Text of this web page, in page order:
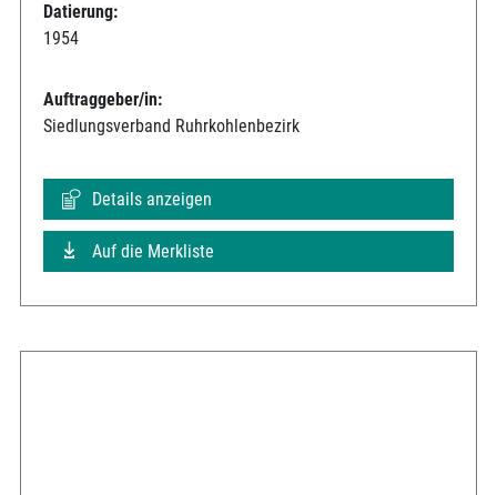
Datierung:
1954
Auftraggeber/in:
Siedlungsverband Ruhrkohlenbezirk
Details anzeigen
Auf die Merkliste